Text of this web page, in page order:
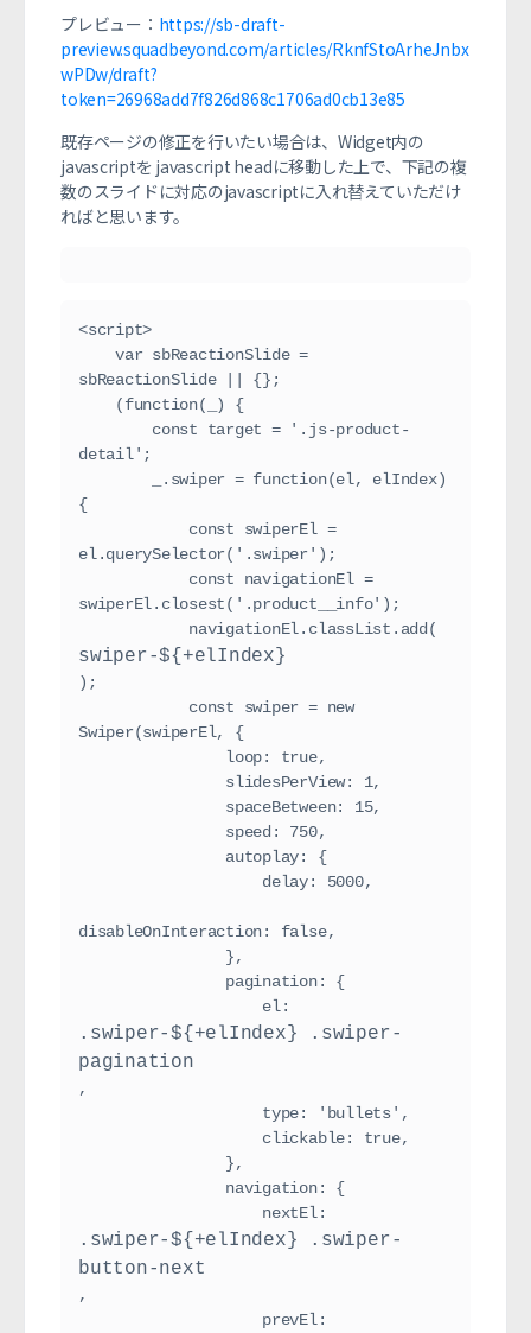
プレビュー： https://sb-draft-
preview.squadbeyond.com/articles/RknfStoArheJnbx
wPDw/draft?
token=26968add7f826d868c1706ad0cb13e85
既存ページの修正を行いたい場合は、 Widget内の
javascriptを javascript headに移動した上で、 下記の複
数のスライドに対応のjavascriptに入れ替えていただけ
ればと思います。
<script>
    var sbReactionSlide =
sbReactionSlide || {};
detail';
{
el.querySelector('.swiper');
swiperEl.closest('.product__info');
            navigationEl.classList.add(
swiper-${+elIndex}
);
Swiper(swiperEl, {
disableOnInteraction: false,
                    el:
.swiper-${+elIndex} .swiper-
pagination
,
                    nextEl:
.swiper-${+elIndex} .swiper-
button-next
,
                    prevEl: